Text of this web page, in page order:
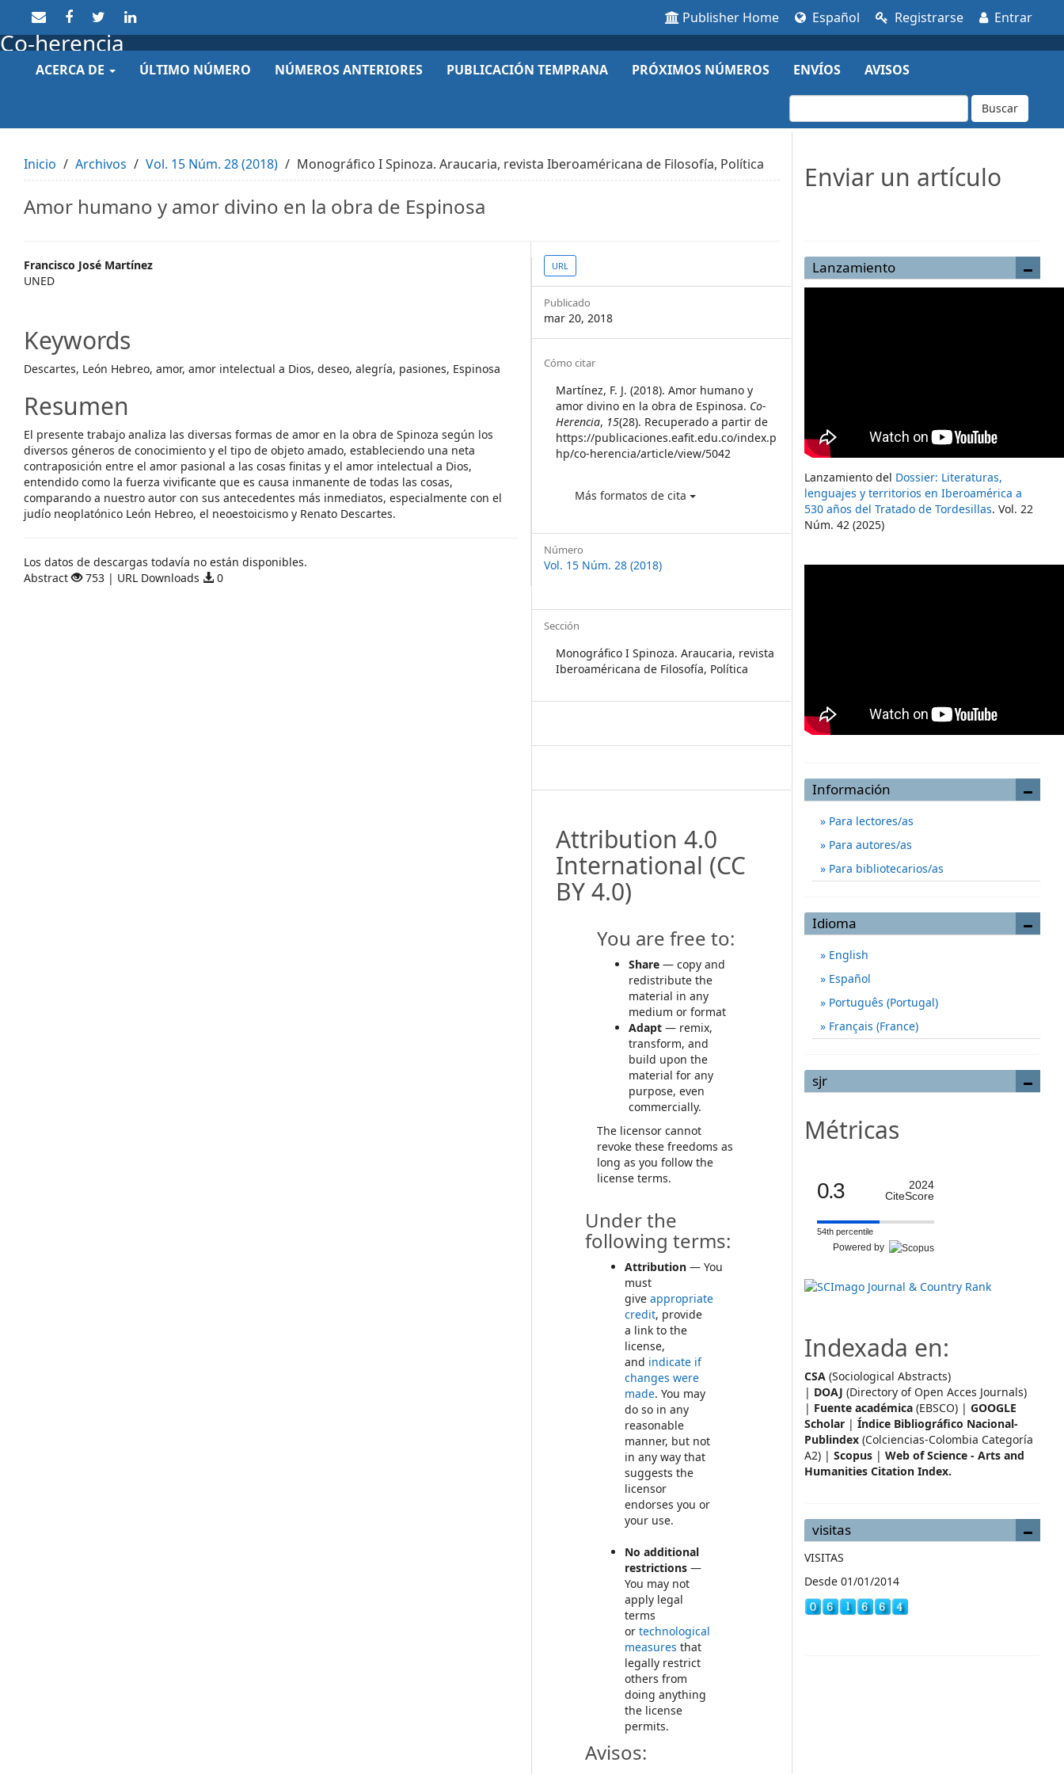
to
page
content
Content
Publisher Home Español Registrarse Entrar
Co-herencia
ACERCA DE ÚLTIMO NÚMERO NÚMEROS ANTERIORES PUBLICACIÓN TEMPRANA PRÓXIMOS NÚMEROS ENVÍOS AVISOS
Buscar
Inicio Archivos Vol. 15 Núm. 28 (2018) Monográfico I Spinoza. Araucaria, revista Iberoaméricana de Filosofía, Política
Amor humano y amor divino en la obra de Espinosa
Main
Article
Francisco José Martínez
UNED
Keywords
Descartes, León Hebreo, amor, amor intelectual a Dios, deseo, alegría, pasiones, Espinosa
Resumen
El presente trabajo analiza las diversas formas de amor en la obra de Spinoza según los
diversos géneros de conocimiento y el tipo de objeto amado, estableciendo una neta
contraposición entre el amor pasional a las cosas finitas y el amor intelectual a Dios,
entendido como la fuerza vivificante que es causa inmanente de todas las cosas,
comparando a nuestro autor con sus antecedentes más inmediatos, especialmente con el
judío neoplatónico León Hebreo, el neoestoicismo y Renato Descartes.
Los datos de descargas todavía no están disponibles.
Abstract
753 | URL Downloads 0
Article
Sidebar
URL
Publicado
mar 20, 2018
Article
Details
Cómo citar
Martínez, F. J. (2018). Amor humano y
amor divino en la obra de Espinosa. Co-
Herencia, 15(28). Recuperado a partir de
https://publicaciones.eafit.edu.co/index.p
hp/co-herencia/article/view/5042
Más formatos de cita
Número
Vol. 15 Núm. 28 (2018)
Sección
Monográfico I Spinoza. Araucaria, revista
Iberoaméricana de Filosofía, Política
Attribution 4.0
International (CC
BY 4.0)
You are free to:
Share — copy and
redistribute the
material in any
medium or format
Adapt — remix,
transform, and
build upon the
material for any
purpose, even
commercially.
The licensor cannot
revoke these freedoms as
long as you follow the
license terms.
Under the
following terms:
Attribution — You
must
giveappropriate
credit, provide
a link to the
license,
and indicate if
changes were
made. You may
do so in any
reasonable
manner, but not
in any way that
suggests the
licensor
endorses you or
your use.
No additional
restrictions —
You may not
apply legal
terms
ortechnological
measures that
legally restrict
others from
doing anything
the license
permits.
Avisos:
Enviar un artículo
Lanzamiento
Lanzamiento del Dossier: Literaturas,
lenguajes y territorios en Iberoamérica a
530 años del Tratado de Tordesillas. Vol. 22
Núm. 42 (2025)
Información
Para lectores/as
Para autores/as
Para bibliotecarios/as
Idioma
English
Español
Português (Portugal)
Français (France)
sjr
Métricas
0.3
2024
CiteScore
54th percentile
Powered by
Indexada en:
CSA (Sociological Abstracts)
| DOAJ (Directory of Open Acces Journals)
| Fuente académica (EBSCO) | GOOGLE
Scholar| Índice Bibliográfico Nacional-
Publindex (Colciencias-Colombia Categoría
A2) | Scopus | Web of Science - Arts and
Humanities Citation Index.
visitas
VISITAS
Desde 01/01/2014